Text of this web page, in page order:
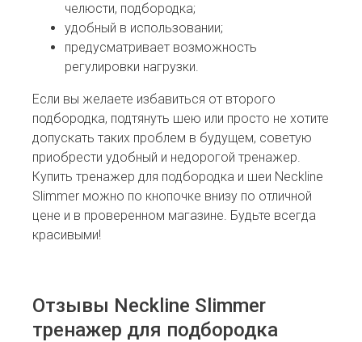
челюсти, подбородка;
удобный в использовании;
предусматривает возможность
регулировки нагрузки.
Если вы желаете избавиться от второго
подбородка, подтянуть шею или просто не хотите
допускать таких проблем в будущем, советую
приобрести удобный и недорогой тренажер.
Купить тренажер для подбородка и шеи Neckline
Slimmer можно по кнопочке внизу по отличной
цене и в проверенном магазине. Будьте всегда
красивыми!
Отзывы Neckline Slimmer
тренажер для подбородка